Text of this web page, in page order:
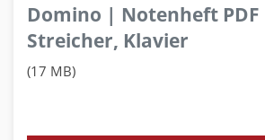
Domino | Notenheft
Streicher, Klavier
(17 MB)